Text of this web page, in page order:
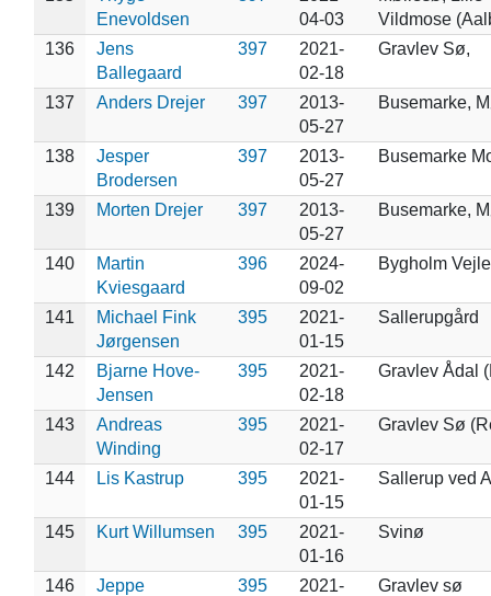
Enevoldsen
04-03
Vildmose
136
Jens
Ballegaard
397
2021-
02-18
Gravlev Sø,
137 Anders Drejer 397
2013-
05-27
Busemarke,
138
Jesper
Brodersen
397
2013-
05-27
Busemarke
139 Morten Drejer 397
2013-
05-27
Busemarke,
140
Martin
Kviesgaard
396
2024-
09-02
Bygholm Vejle
141
Michael Fink
Jørgensen
395
2021-
01-15
Sallerupgård
142
Bjarne Hove-
Jensen
395
2021-
02-18
Gravlev Ådal
143
Andreas
Winding
395
2021-
02-17
Gravlev Sø
144 Lis Kastrup 395
2021-
01-15
Sallerup ved
145 Kurt Willumsen 395
2021-
01-16
Svinø
146
Jeppe
395
2021-
Gravlev sø